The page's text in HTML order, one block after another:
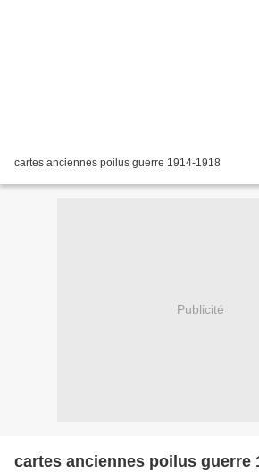
cartes anciennes poilus guerre 1914-1918
Publicité
cartes anciennes poilus guerre